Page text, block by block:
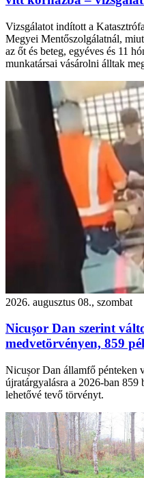
Vizsgálatot indított a
Megyei Mentőszolgálatnál,
az őt és beteg, egyéves és 11
munkatársai vásárolni álltak
2026. augusztus 08., szombat
Nicușor Dan szerint
medvetörvényen, 859
Nicușor Dan államfő pénteken
újratárgyalásra a 2026-ban 859
lehetővé tevő törvényt.